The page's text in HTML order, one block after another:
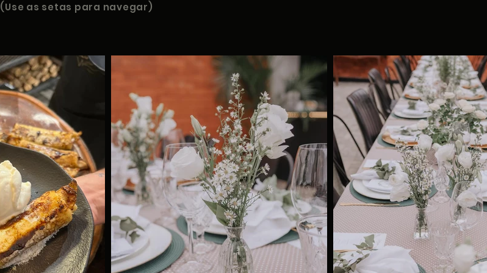
(Use as setas para navegar)